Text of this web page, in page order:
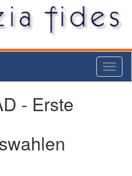
- Erste